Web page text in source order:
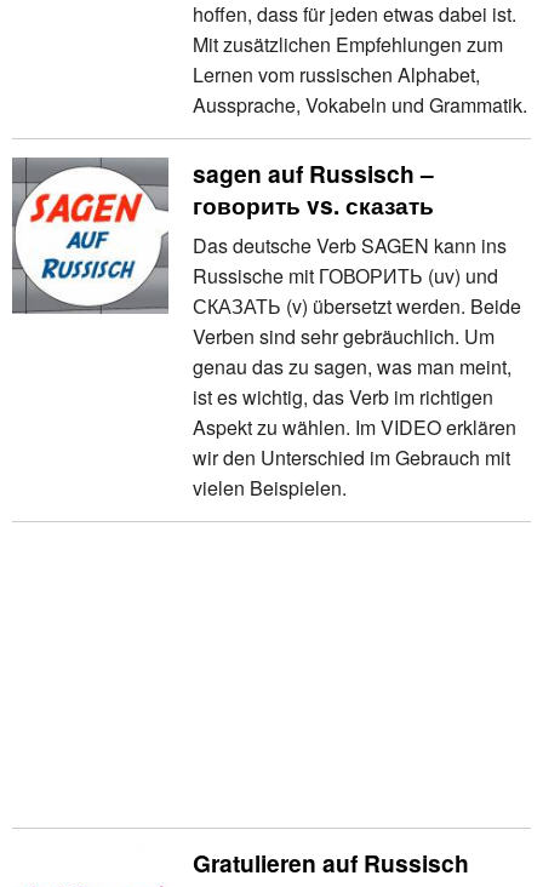
hoffen, dass für jeden etwas dabei ist.
Mit zusätzlichen Empfehlungen zum
Lernen vom russischen Alphabet,
Aussprache, Vokabeln und Grammatik.
sagen auf Russisch –
говорить vs. сказать
Das deutsche Verb SAGEN kann ins
Russische mit ГОВОРИТЬ (uv) und
СКАЗАТЬ (v) übersetzt werden. Beide
Verben sind sehr gebräuchlich. Um
genau das zu sagen, was man meint,
ist es wichtig, das Verb im richtigen
Aspekt zu wählen. Im VIDEO erklären
wir den Unterschied im Gebrauch mit
vielen Beispielen.
Gratulieren auf Russisch